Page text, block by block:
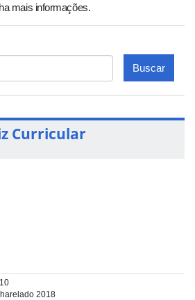
mais informações.
Buscar
Curricular
2018